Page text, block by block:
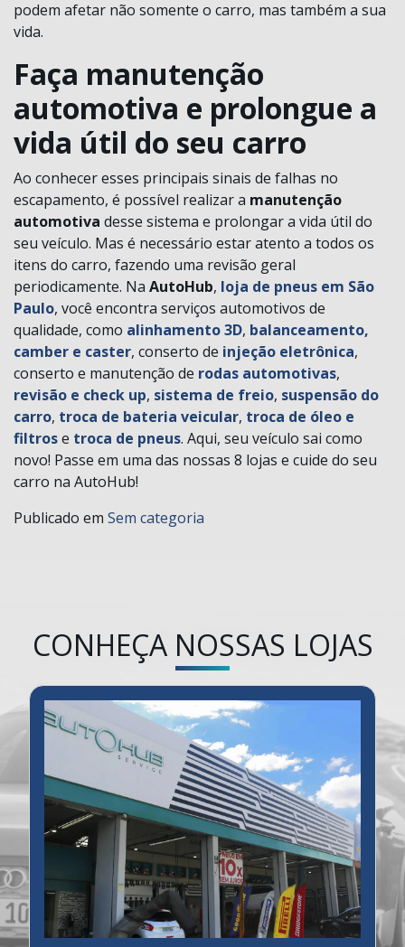
podem afetar não somente o carro, mas também a sua
vida.
Faça manutenção
automotiva e prolongue a
vida útil do seu carro
Ao conhecer esses principais sinais de falhas no
escapamento, é possível realizar a manutenção
automotiva desse sistema e prolongar a vida útil do
seu veículo. Mas é necessário estar atento a todos os
itens do carro, fazendo uma revisão geral
periodicamente. Na AutoHub, loja de pneus em São
Paulo, você encontra serviços automotivos de
qualidade, como alinhamento 3D, balanceamento,
camber e caster, conserto de injeção eletrônica,
conserto e manutenção de rodas automotivas,
revisão e check up, sistema de freio, suspensão do
carro, troca de bateria veicular, troca de óleo e
filtrose troca de pneus. Aqui, seu veículo sai como
novo! Passe em uma das nossas 8 lojas e cuide do seu
carro na AutoHub!
Publicado em Sem categoria
CONHEÇA NOSSAS LOJAS